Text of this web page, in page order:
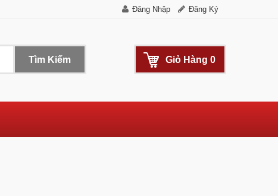
Đăng Nhập Đăng Ký
Tìm Kiếm Giỏ Hàng 0